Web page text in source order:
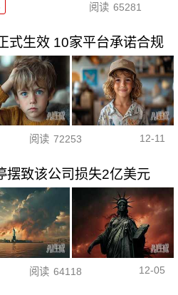
阅读 65281
式生效 10家平台承诺合规
阅读 72253 12-11
摆致该公司损失2亿美元
阅读 64118 12-05